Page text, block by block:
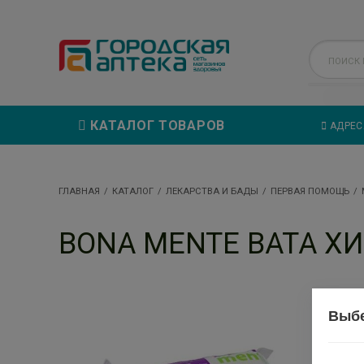
КАТАЛОГ ТОВАРОВ
ГЛАВНАЯ КАТАЛОГ ЛЕКАРСТВА И БАДЫ ПЕРВАЯ ПОМОЩЬ
BONA MENTE ВАТА